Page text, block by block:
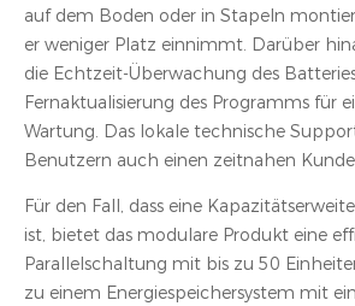
auf dem Boden oder in Stapeln
er weniger Platz einnimmt. Darüber
die Echtzeit-Überwachung des
Fernaktualisierung des Programms für
Wartung. Das lokale technische
Benutzern auch einen zeitnahen
Für den Fall, dass eine
ist, bietet das modulare Produkt eine
Parallelschaltung mit bis zu 50
zu einem Energiespeichersystem mit